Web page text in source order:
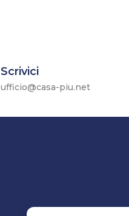
Scrivici
ufficio@casa-piu.net